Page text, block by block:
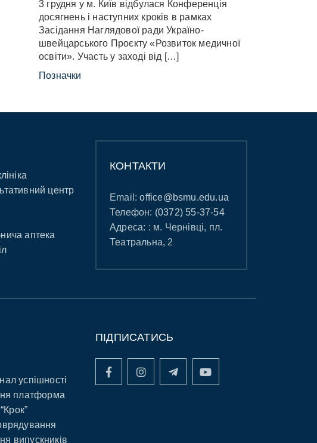
3 грудня у м. Київ відбулася Конференція
досягнень і наступних кроків в рамках
Засідання Наглядової ради Україно-
швейцарського Проєкту «Розвиток медичної
освіти». Участь у заході від […]
Позначки
центр
аптека
КОНТАКТИ
Email:office@bsmu.edu.ua
Телефон: (0372) 55-37-54
Адреса: : м. Чернівці, пл.
Театральна, 2
успішності
платформа
випускників
ПІДПИСАТИСЬ